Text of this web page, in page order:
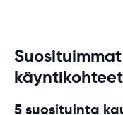
5 suosituinta